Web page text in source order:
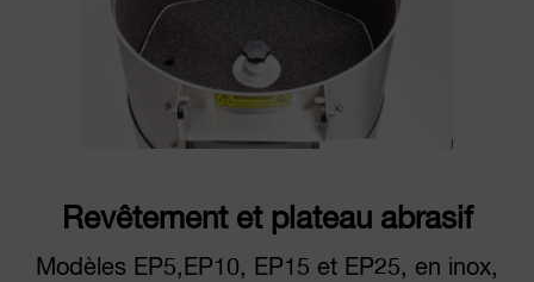
Revêtement et plateau abrasif
Modèles EP5,EP10, EP15 et EP25, en inox,